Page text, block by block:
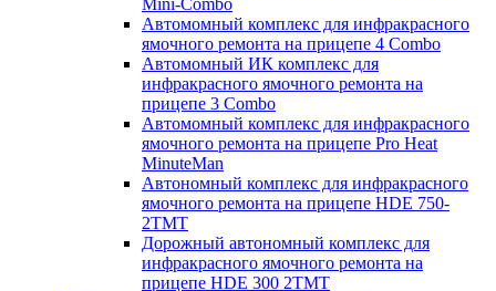
Mini-Combo
Автомомный комплекс для инфракрасного
ямочного ремонта на прицепе 4 Combo
Автомомный ИК комплекс для
инфракрасного ямочного ремонта на
прицепе 3 Combo
Автомомный комплекс для инфракрасного
ямочного ремонта на прицепе Pro Heat
MinuteMan
Автономный комплекс для инфракрасного
ямочного ремонта на прицепе HDE 750-
2TMT
Дорожный автономный комплекс для
инфракрасного ямочного ремонта на
прицепе HDE 300 2TMT